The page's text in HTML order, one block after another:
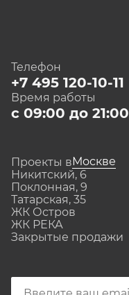
Телефон
+7 495 120-10-11
Время работы
с 09:00 до 21:00
Проекты вМоскве
Никитский, 6
Поклонная, 9
Татарская, 35
ЖК Остров
ЖК РЕКА
Закрытые продажи